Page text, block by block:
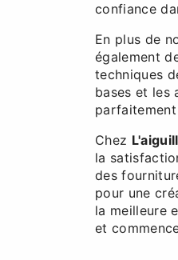
confiance
En plus de
également
techniques
bases et les
Chez
la
des
pour une
la meilleure
et